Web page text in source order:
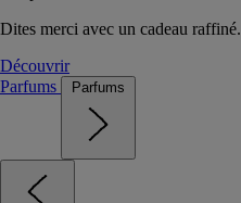
Dites merci avec un cadeau raffiné.
Découvrir
Parfums
Parfums